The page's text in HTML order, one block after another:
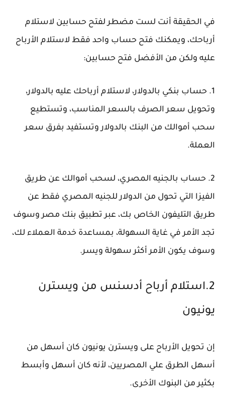
في الحقيقة أنت لست مضطر لفتح حسابين لاستلام
أرباحك، ويمكنك فتح حساب واحد فقط لاستلام الأرباح
عليه ولكن من الأفضل فتح حسابين:
1. حساب بنكي بالدولار، لاستلام أرباحك عليه بالدولار،
وتحويل سعر الصرف بالسعر المناسب، وتستطيع
سحب أموالك من البنك بالدولار وتستفيد بفرق سعر
العملة.
2. حساب بالجنيه المصري، لسحب أموالك عن طريق
الفيزا التي تحول من الدولار للجنيه المصري فقط عن
طريق التليفون الخاص بك، عبر تطبيق بنك مصر وسوف
تجد الأمر في غاية السهولة، بمساعدة خدمة العملاء لك،
وسوف يكون الأمر أكثر سهولة ويسر.
2.استلام أرباح أدسنس من ويسترن
يونيون
إن تحويل الأرباح على ويسترن يونيون كان أسهل من
أسهل الطرق علي المصريين، لأنه كان أسهل وأبسط
بكثير من البنوك الأخرى.